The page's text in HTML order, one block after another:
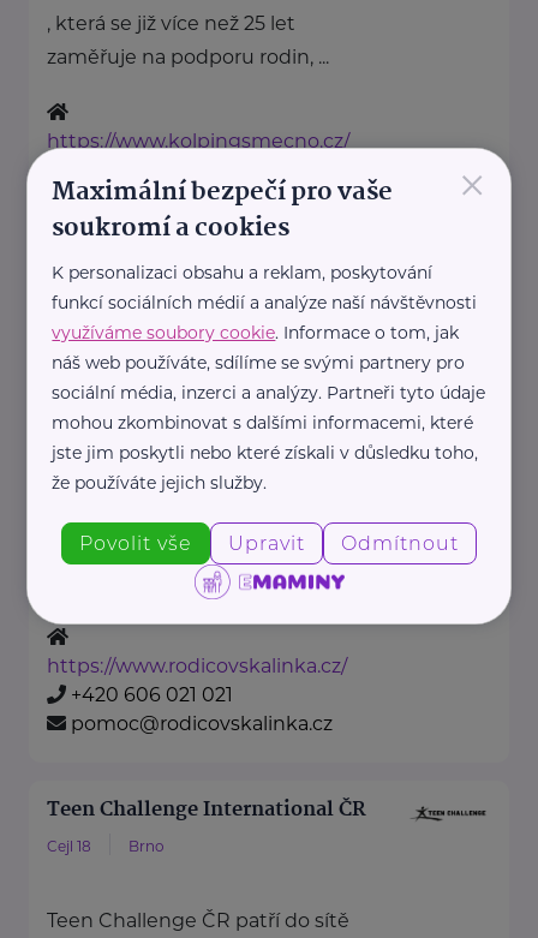
, která se již více než 25 let
zaměřuje na podporu rodin, ...
https://www.kolpingsmecno.cz/
ludmila.janzurova@kolpingsmecno.cz
Rodičovská linka Linky bezpečí
(Linka bezpečí, z. s.)
Ústavní 95 Praha 8 – Bohnice
Rodičovské linka poskytuje
krizovou pomoc a základní
rodinným příslušníkům a
https://www.rodicovskalinka.cz/
+420 606 021 021
pomoc@rodicovskalinka.cz
Teen Challenge International ČR
Cejl 18 Brno
Teen Challenge ČR patří do sítě
×
Maximální bezpečí pro vaše
soukromí a cookies
K personalizaci obsahu a reklam, poskytování
funkcí sociálních médií a analýze naší návštěvnosti
využíváme soubory cookie. Informace o tom, jak
náš web používáte, sdílíme se svými partnery pro
sociální média, inzerci a analýzy. Partneři tyto údaje
mohou zkombinovat s dalšími informacemi, které
jste jim poskytli nebo které získali v důsledku toho,
že používáte jejich služby.
Povolit vše Upravit Odmítnout